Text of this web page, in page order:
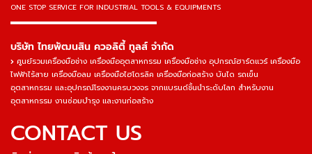
ONE STOP SERVICE FOR INDUSTRIAL TOOLS & EQUIPMENTS
▬▬▬▬▬▬▬▬▬▬▬▬▬▬▬
บริษัท ไทยพัฒนสิน ควอลิตี้ ทูลส์ จำกัด
ศูนย์รวมเครื่องมือช่าง เครื่องมืออุตสาหกรรม เครื่องมือช่าง อุปกรณ์ฮาร์ดแวร์ เครื่องมือ
ไฟฟ้าไร้สาย เครื่องมือลม เครื่องมือไฮโดรลิค เครื่องมือก่อสร้าง บันได รถเข็น
อุตสาหกรรม และอุปกรณ์โรงงานครบวงจร จากแบรนด์ชั้นนำระดับโลก สำหรับงาน
อุตสาหกรรม งานซ่อมบำรุง และงานก่อสร้าง
CONTACT US